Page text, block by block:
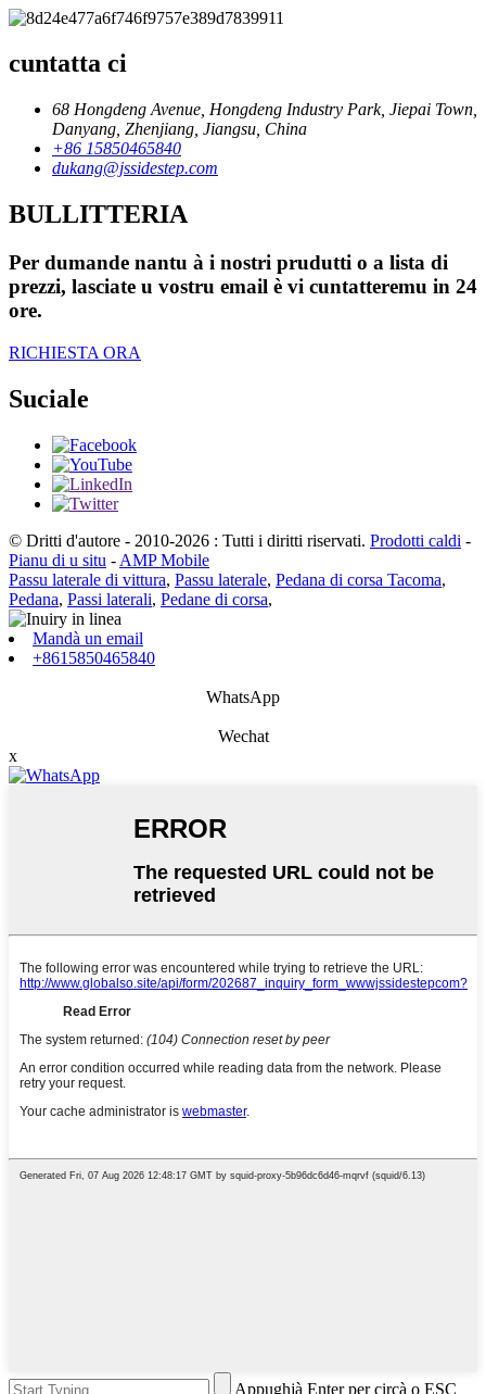
cuntatta ci
68 Hongdeng Avenue, Hongdeng Industry Park, Jiepai Town,
Danyang, Zhenjiang, Jiangsu, China
+86 15850465840
dukang@jssidestep.com
BULLITTERIA
Per dumande nantu à i nostri prudutti o a lista di
prezzi, lasciate u vostru email è vi cuntatteremu in 24
ore.
RICHIESTA ORA
Suciale
© Dritti d'autore - 2010-2026 : Tutti i diritti riservati. Prodotti caldi -
Pianu di u situ - AMP Mobile
Passu laterale di vittura, Passu laterale, Pedana di corsa Tacoma,
Pedana, Passi laterali, Pedane di corsa,
Mandà un email
+8615850465840
WhatsApp
Wechat
x
Appughjà Enter per circà o ESC